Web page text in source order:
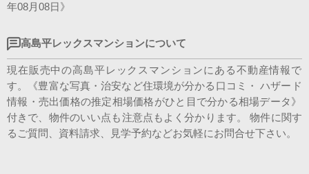
年08月08日》
高島平レックスマンションについて
現在販売中の高島平レックスマンションにある不動産情報で
す。《豊富な写真・治安など住環境が分かる口コミ・ ハザード
情報・売出価格の推定相場価格がひと目で分かる相場データ》
付きで、物件のいい点も注意点もよく分かります。 物件に関す
るご質問、資料請求、見学予約などお気軽にお問合せ下さい。